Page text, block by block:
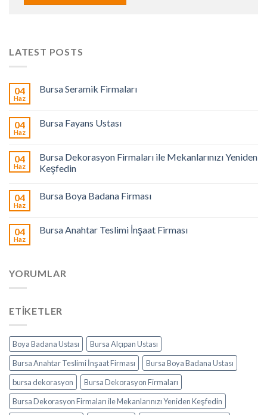
LATEST POSTS
04
Haz
Bursa Seramik Firmaları
04
Haz
Bursa Fayans Ustası
04
Haz
Bursa Dekorasyon Firmaları ile Mekanlarınızı Yeniden
Keşfedin
04
Haz
Bursa Boya Badana Firması
04
Haz
Bursa Anahtar Teslimi İnşaat Firması
YORUMLAR
ETIKETLER
Boya Badana Ustası
Bursa Alçıpan Ustası
Bursa Anahtar Teslimi İnşaat Firması
Bursa Boya Badana Ustası
bursa dekorasyon
Bursa Dekorasyon Firmaları
Bursa Dekorasyon Firmaları ile Mekanlarınızı Yeniden Keşfedin